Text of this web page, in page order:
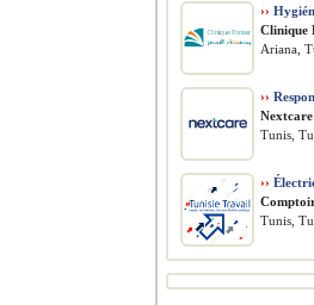
››
Clinique
Ariana,
››
Nextcare
Tunis,
››
Tunis,